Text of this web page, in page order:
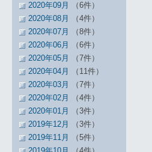
2020年09月
（6件）
2020年08月
（4件）
2020年07月
（8件）
2020年06月
（6件）
2020年05月
（7件）
2020年04月
（11件）
2020年03月
（7件）
2020年02月
（4件）
2020年01月
（3件）
2019年12月
（3件）
2019年11月
（5件）